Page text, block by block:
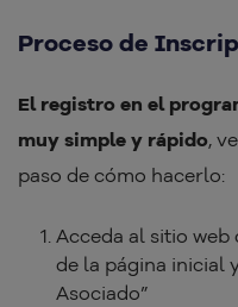
Proceso de
El registro en el
muy simple y rápido,
paso de cómo hacerlo:
Acceda al sitio web
de la página inicial
Asociado”